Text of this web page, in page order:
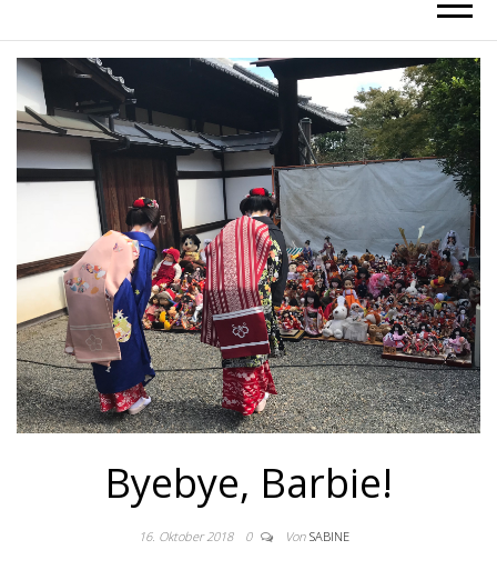
Byebye, Barbie!
16. Oktober 2018 0 Von SABINE